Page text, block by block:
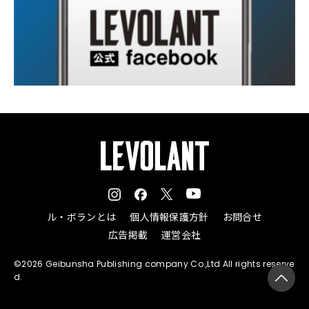
ル・ボランとは 個人情報保護方針
お問合せ
広告掲載
運営会社
©2026 Geibunsha Publishing company Co.,Ltd All rights reserve
d.